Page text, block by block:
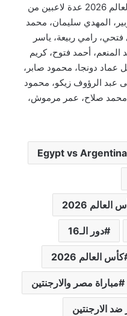
ضمت قائمة منتخب مصر في كأس العالم 2026 عدة لاعبين من
المهدي سليمان، محمد
رامي ربيعة، ياسر
المنعم، أحمد فتوح، كريم
عماد دونجا، محمود صابر،
عبد الرؤوف زيكو، محمود
محمد صلاح، عمر مرموش،
Egypt vs Argentina
2026
دور الـ16
كأس العالم 2026
مباراة مصر والارجنتين
الارجنتين